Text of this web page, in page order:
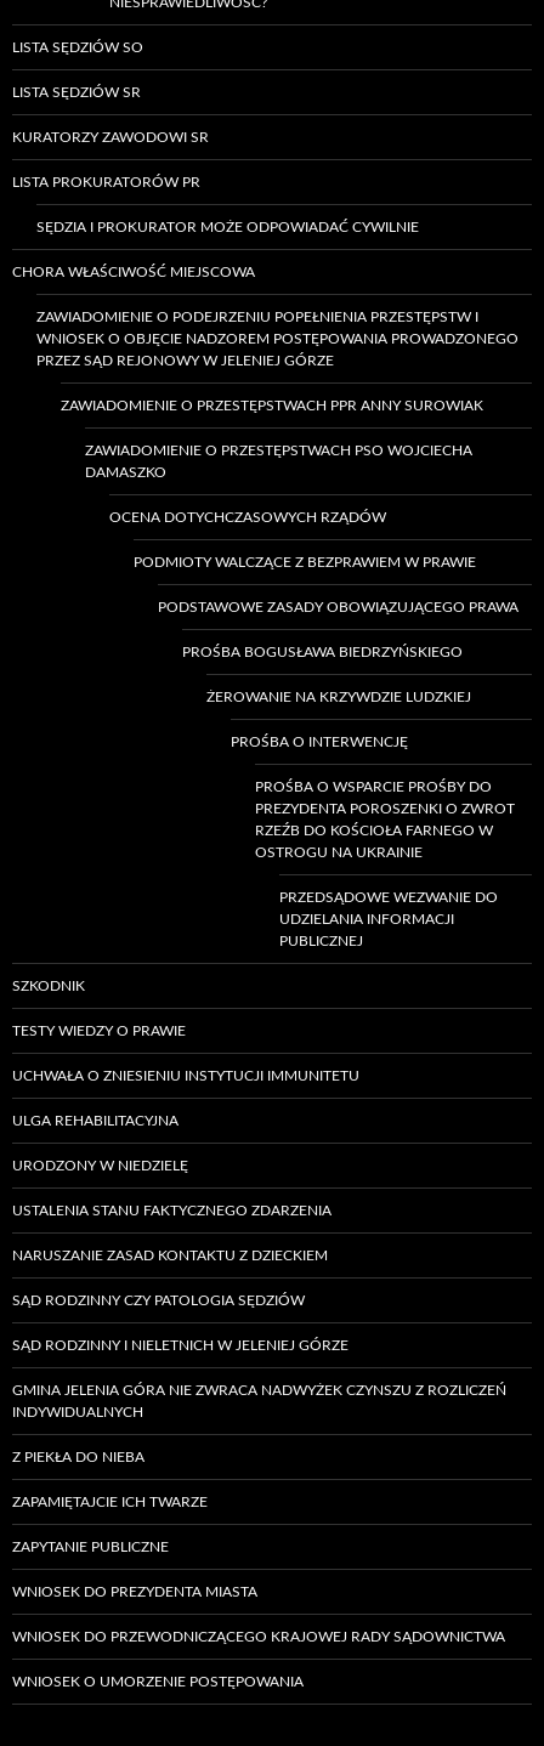
NIESPRAWIEDLIWOŚĆ?
LISTA SĘDZIÓW SO
LISTA SĘDZIÓW SR
KURATORZY ZAWODOWI SR
LISTA PROKURATORÓW PR
SĘDZIA I PROKURATOR MOŻE ODPOWIADAĆ CYWILNIE
CHORA WŁAŚCIWOŚĆ MIEJSCOWA
ZAWIADOMIENIE O PODEJRZENIU POPEŁNIENIA PRZESTĘPSTW I
WNIOSEK O OBJĘCIE NADZOREM POSTĘPOWANIA PROWADZONEGO
PRZEZ SĄD REJONOWY W JELENIEJ GÓRZE
ZAWIADOMIENIE O PRZESTĘPSTWACH PPR ANNY SUROWIAK
ZAWIADOMIENIE O PRZESTĘPSTWACH PSO WOJCIECHA
DAMASZKO
OCENA DOTYCHCZASOWYCH RZĄDÓW
PODMIOTY WALCZĄCE Z BEZPRAWIEM W PRAWIE
PODSTAWOWE ZASADY OBOWIĄZUJĄCEGO PRAWA
PROŚBA BOGUSŁAWA BIEDRZYŃSKIEGO
ŻEROWANIE NA KRZYWDZIE LUDZKIEJ
PROŚBA O INTERWENCJĘ
PROŚBA O WSPARCIE PROŚBY DO
PREZYDENTA POROSZENKI O ZWROT
RZEŹB DO KOŚCIOŁA FARNEGO W
OSTROGU NA UKRAINIE
PRZEDSĄDOWE WEZWANIE DO
UDZIELANIA INFORMACJI
PUBLICZNEJ
SZKODNIK
TESTY WIEDZY O PRAWIE
UCHWAŁA O ZNIESIENIU INSTYTUCJI IMMUNITETU
ULGA REHABILITACYJNA
URODZONY W NIEDZIELĘ
USTALENIA STANU FAKTYCZNEGO ZDARZENIA
NARUSZANIE ZASAD KONTAKTU Z DZIECKIEM
SĄD RODZINNY CZY PATOLOGIA SĘDZIÓW
SĄD RODZINNY I NIELETNICH W JELENIEJ GÓRZE
GMINA JELENIA GÓRA NIE ZWRACA NADWYŻEK CZYNSZU Z ROZLICZEŃ
INDYWIDUALNYCH
Z PIEKŁA DO NIEBA
ZAPAMIĘTAJCIE ICH TWARZE
ZAPYTANIE PUBLICZNE
WNIOSEK DO PREZYDENTA MIASTA
WNIOSEK DO PRZEWODNICZĄCEGO KRAJOWEJ RADY SĄDOWNICTWA
WNIOSEK O UMORZENIE POSTĘPOWANIA